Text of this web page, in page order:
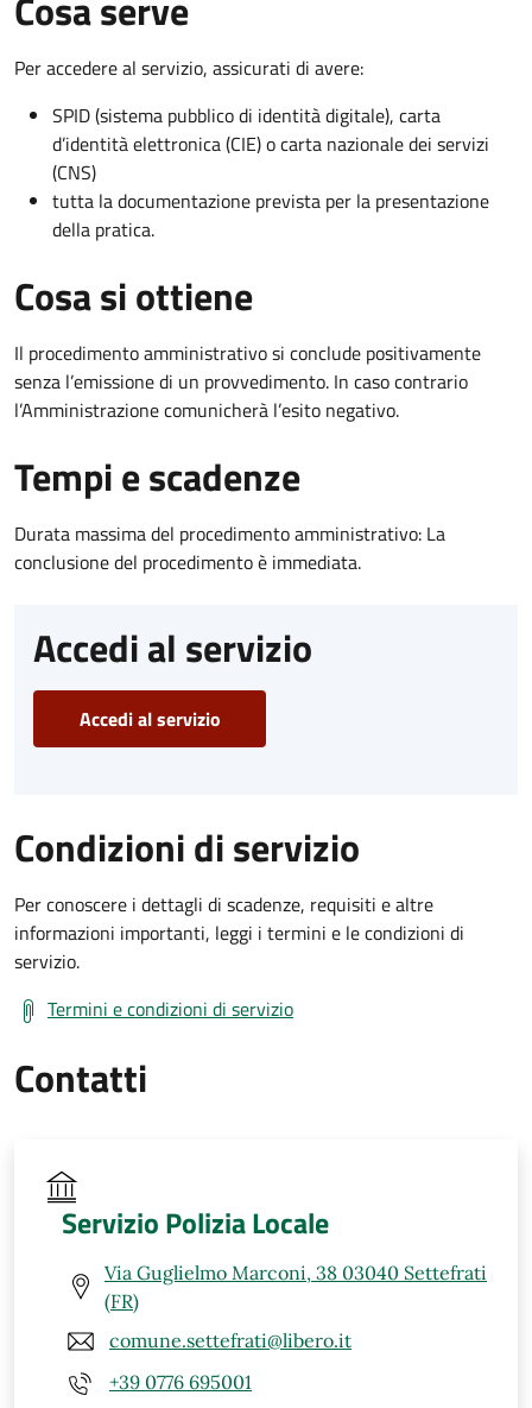
Per accedere al servizio, assicurati di avere:
SPID (sistema pubblico di identità digitale), carta
d’identità elettronica (CIE) o carta nazionale dei servizi
(CNS)
tutta la documentazione prevista per la presentazione
della pratica.
Cosa si ottiene
Il procedimento amministrativo si conclude positivamente
senza l’emissione di un provvedimento. In caso contrario
l’Amministrazione comunicherà l’esito negativo.
Tempi e scadenze
Durata massima del procedimento amministrativo: La
conclusione del procedimento è immediata.
Accedi al servizio
Accedi al servizio
Condizioni di servizio
Per conoscere i dettagli di scadenze, requisiti e altre
informazioni importanti, leggi i termini e le condizioni di
servizio.
Termini e condizioni di servizio
Contatti
Servizio Polizia Locale
Via Guglielmo Marconi, 38 03040 Settefrati
(FR)
comune.settefrati@libero.it
+39 0776 695001